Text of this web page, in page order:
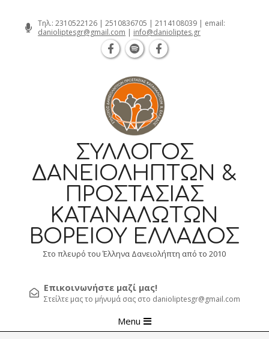
Τηλ.: 2310522126 | 2510836705 | 2114108039 | email:
danioliptesgr@gmail.com | info@danioliptes.gr
ΣΎΛΛΟΓΟΣ
ΔΑΝΕΙΟΛΗΠΤΏΝ &
ΠΡΟΣΤΑΣΊΑΣ
ΚΑΤΑΝΑΛΩΤΏΝ
ΒΟΡΕΊΟΥ ΕΛΛΆΔΟΣ
Στο πλευρό του Έλληνα Δανειολήπτη από το 2010
Επικοινωνήστε μαζί μας!
Στείλτε μας το μήνυμά σας στο danioliptesgr@gmail.com
Navigation
Menu